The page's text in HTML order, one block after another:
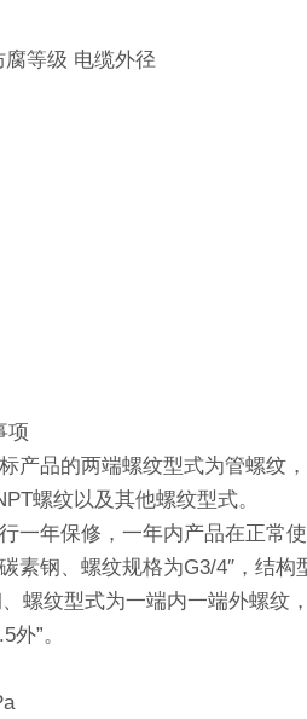
等级 电缆外径
项
产品的两端螺纹型式为管螺纹
螺纹以及其他螺纹型式。
一年保修，一年内产品在正常
素钢、螺纹规格为G3/4″，结
螺纹型式为一端内一端外螺纹
”。